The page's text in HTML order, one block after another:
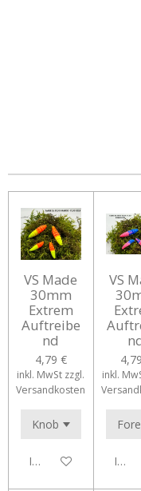
VS Made
30mm
Extrem
Auftreibe
nd
4,79 €
inkl. MwSt zzgl.
Versandkosten
In den Warenkorb
VS
inkl.
In